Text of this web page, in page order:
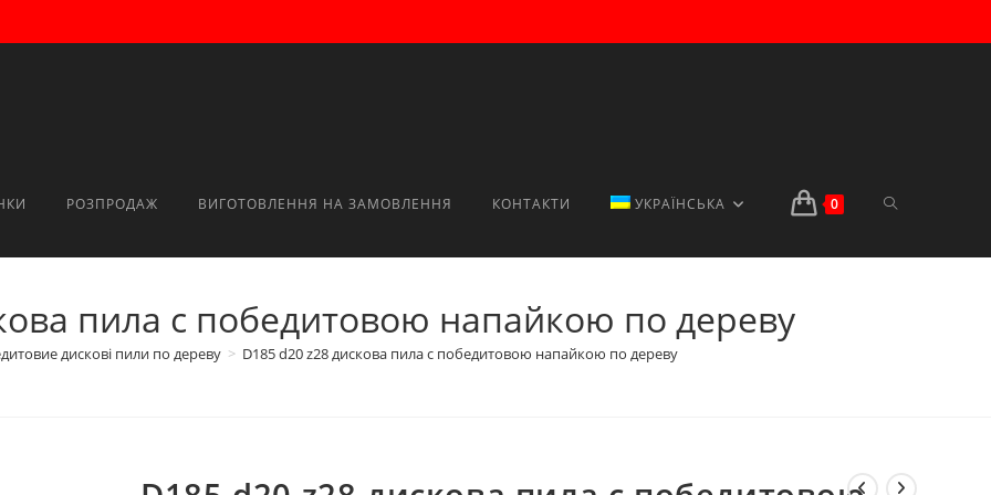
РОЗПРОДАЖ ВИГОТОВЛЕННЯ НА ЗАМОВЛЕННЯ КОНТАКТИ УКРАЇНСЬКА 0 ПЕРЕМКНУТИ
пила с победитовою напайкою по дереву
дискові пили по дереву > D185 d20 z28 дискова пила с победитовою напайкою по дереву